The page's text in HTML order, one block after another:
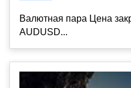
Валютная пара Цена
AUDUSD...